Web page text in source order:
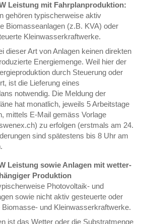
Leistung mit Fahrplanproduktion:
gehören typischerweise aktiv
Biomasseanlagen (z.B. KVA) oder
Kleinwasserkraftwerke.
dieser Art von Anlagen keinen direkten
Energiemenge. Weil hier der
durch Steuerung oder
ist die Lieferung eines
notwendig. Die Meldung der
hat monatlich, jeweils 5 Arbeitstage
mittels E-Mail gemäss Vorlage
zu erfolgen (erstmals am 24.
sind spätestens bis 8 Uhr am
Leistung sowie Anlagen mit wetter-
Produktion
Photovoltaik- und
sowie nicht aktiv gesteuerte oder
Biomasse- und Kleinwasserkraftwerke.
ist das Wetter oder die Substratmenge